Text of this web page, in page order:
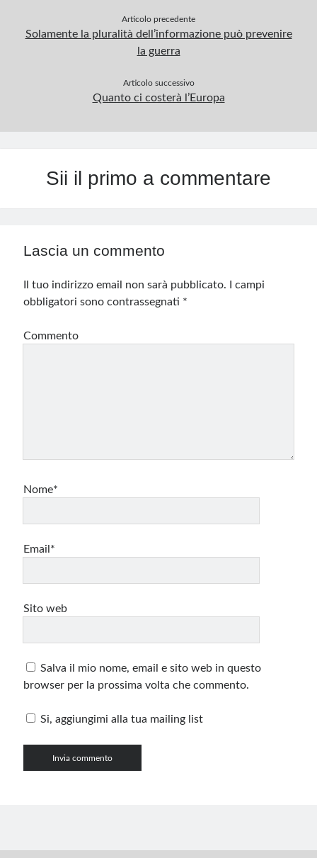
Articolo precedente
Solamente la pluralità dell’informazione può prevenire
la guerra
Articolo successivo
Quanto ci costerà l’Europa
Sii il primo a commentare
Lascia un commento
Il tuo indirizzo email non sarà pubblicato.
I campi
obbligatori sono contrassegnati *
Commento
Nome*
Email*
Sito web
Salva il mio nome, email e sito web in questo
browser per la prossima volta che commento.
Si, aggiungimi alla tua mailing list